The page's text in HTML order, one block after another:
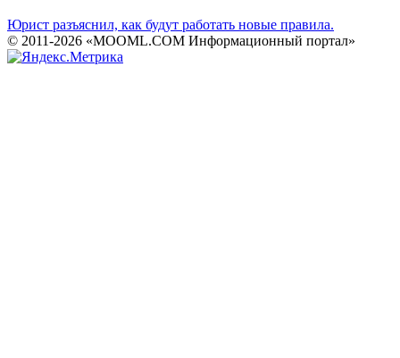
Юрист разъяснил, как будут работать новые правила.
© 2011-2026 «MOOML.COM Информационный портал»